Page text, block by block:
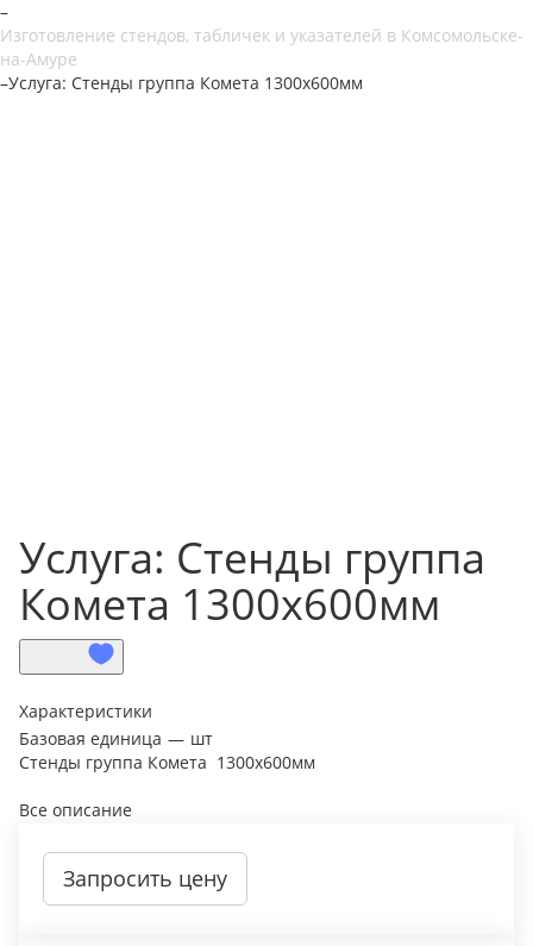
–
Изготовление стендов, табличек и указателей в Комсомольске-
на-Амуре
–Услуга: Стенды группа Комета 1300х600мм
Услуга: Стенды группа
Комета 1300х600мм
Характеристики
Базовая единица — шт
Стенды группа Комета 1300х600мм
Все описание
Запросить цену